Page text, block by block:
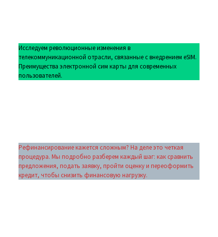
Исследуем революционные изменения в
телекоммуникационной отрасли, связанные с внедрением eSIM.
Преимущества электронной сим карты для современных
пользователей.
Рефинансирование кажется сложным? На деле это четкая
процедура. Мы подробно разберем каждый шаг: как сравнить
предложения, подать заявку, пройти оценку и переоформить
кредит, чтобы снизить финансовую нагрузку.